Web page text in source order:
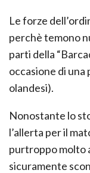
Le forze
perchè temono
parti della
occasione di
olandesi).
Nonostante lo
l’allerta per il
purtroppo molto
sicuramente